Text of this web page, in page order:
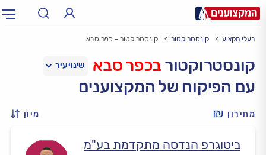
עירעיר: תל אביב, חיפה…
בעלי מקצוע קונסטרוקטור קונסטרוקטור - כפר סבא
קונסטרוקטור בכפר סבא
עם הפיקוח של המקצוענים
מחירון מיון
ביטוגרפ הנדסה מתקדמת בע"מ